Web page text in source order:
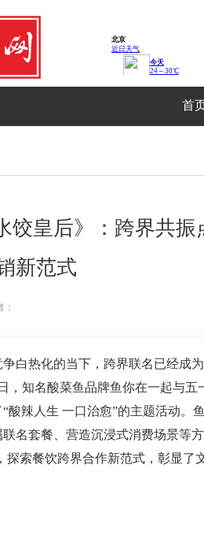
首
饺皇后》：跨界共振
新范式
：
白热化的当下，跨界联名已经成
，知名酸菜鱼品牌鱼你在一起与五
酸辣人生 一口治愈”的主题活动。
名套餐、营造沉浸式消费场景等
探索餐饮跨界合作新范式，彰显了